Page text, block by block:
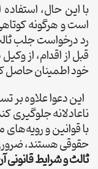
با این حال،
است و هرگونه
رد درخواست جلب
قبل از اقدام، از
خود اطمینان حاصل
این دعوا علاوه بر
ناعادلانه جلوگیری
با قوانین و
حقوقی هستند،
ثالث و شرایط قانونی